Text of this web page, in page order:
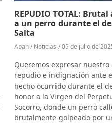
REPUDIO TOTAL:
a un perro durante el
Salta
Apan / Noticias / 05 de julio de
Queremos expresar nuestro
repudio e indignación ante
hecho ocurrido durante el
honor a la Virgen del
Socorro, donde un perro
brutalmente golpeado por